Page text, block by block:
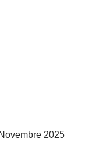
2025